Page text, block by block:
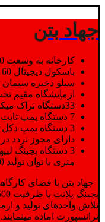
جهاد بتن
کارخانه به وسعت 20000 متر مربع
باسکول دیجیتال 60 تنی استاندارد
سیلو ذخیره سیمان به
ازمایشگاه مقیم
33دستگاه تراک میکسر
7 دستگاه پمپ ثابت
3 دستگاه پمپ دکل 36-42-52 متری
دارای مجوز تردد در
متری با توان تولید 150 متر مکعب در ساعت)
جهاد بتن با فضای
تلاش واحدهای تولید و
ترانسپورت اماده مینمایند.